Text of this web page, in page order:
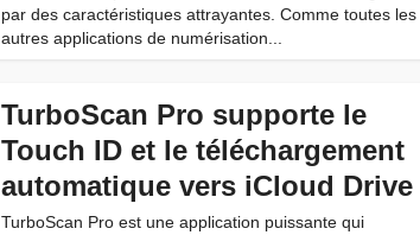
par des caractéristiques attrayantes. Comme toutes les
autres applications de numérisation...
TurboScan Pro supporte le
Touch ID et le téléchargement
automatique vers iCloud Drive
TurboScan Pro est une application puissante qui